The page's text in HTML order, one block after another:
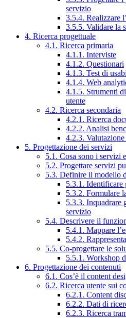
servizio
3.5.4. Realizzare
3.5.5. Validare la
4. Ricerca progettuale
4.1. Ricerca primaria
4.1.1. Interviste
4.1.2. Questionari
4.1.3. Test di
4.1.4. Web
4.1.5. Strumenti
utente
4.2. Ricerca secondaria
4.2.1. Ricerca
4.2.2. Analisi
4.2.3. Valutazione
5. Progettazione dei servizi
5.1. Cosa sono i servizi
5.2. Progettare servizi
5.3. Definire il modello
5.3.1.
5.3.2. Formulare
5.3.3. Inquadrare
servizio
5.4. Descrivere il
5.4.1. Mappare
5.4.2.
5.5. Co-progettare le
5.5.1. Workshop
6. Progettazione dei contenuti
6.1. Cos’è il content
6.2. Ricerca utente sui
6.2.1. Content
6.2.2. Dati di
6.2.3. Ricerca